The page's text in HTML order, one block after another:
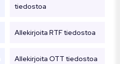
tiedostoa
Allekirjoita RTF tiedostoa
Allekirjoita OTT tiedostoa